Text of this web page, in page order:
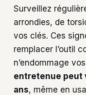
Surveillez
arrondies, de
vos clés. Ces
remplacer l’outil
n’endommage
entretenue peut
ans, même en